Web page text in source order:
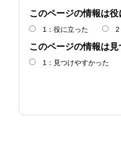
このページの情報は
1：役に立った 2
このページの情報は
1：見つけやすかった